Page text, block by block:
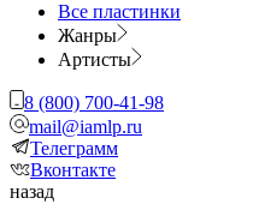
Все пластинки
Жанры
Артисты
8 (800) 700-41-98
mail@iamlp.ru
Телеграмм
Вконтакте
назад